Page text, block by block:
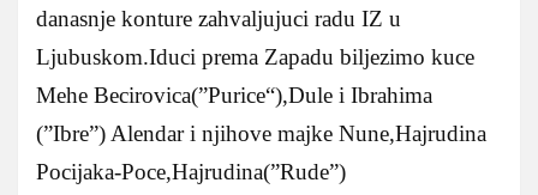
danasnje konture zahvaljujuci radu IZ u
Ljubuskom.Iduci prema Zapadu biljezimo kuce
Mehe Becirovica(”Purice“),Dule i Ibrahima
(”Ibre”) Alendar i njihove majke Nune,Hajrudina
Pocijaka-Poce,Hajrudina(”Rude”)